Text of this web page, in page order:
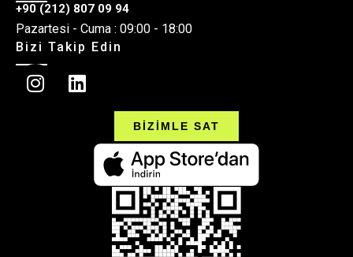
+90 (212) 807 09 94
Pazartesi - Cuma : 09:00 - 18:00
Bizi Takip Edin
BİZİMLE SAT